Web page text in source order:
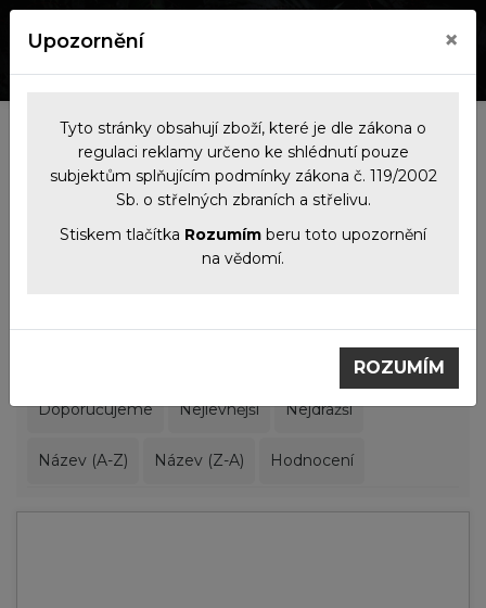
Kategorie
Filtrace produktů
Doporučujeme Nejlevnější Nejdražší
Název (A-Z) Název (Z-A) Hodnocení
Upozornění ×
Tyto stránky obsahují zboží, které je dle zákona o
regulaci reklamy určeno ke shlédnutí pouze
subjektům splňujícím podmínky zákona č. 119/2002
Sb. o střelných zbraních a střelivu.
Stiskem tlačítka Rozumím beru toto upozornění
na vědomí.
ROZUMÍM